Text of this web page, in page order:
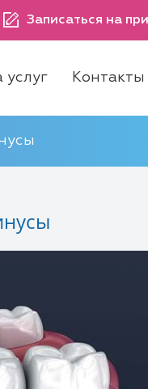
Записаться на
услуг Контакты